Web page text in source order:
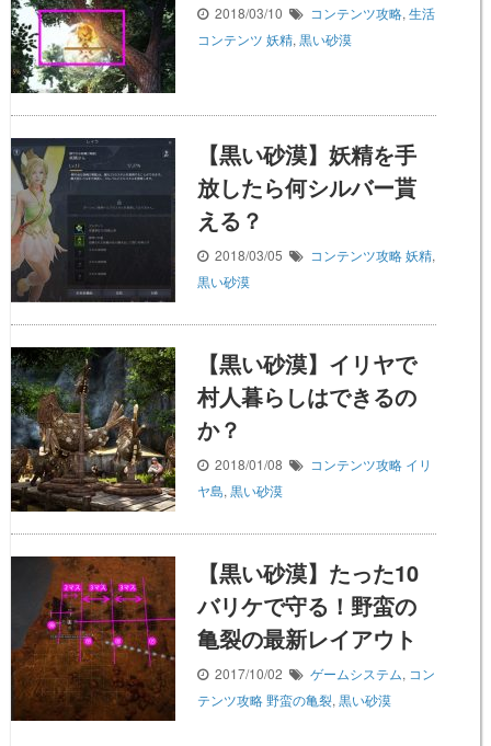
2018/03/10 コンテンツ攻略, 生活
コンテンツ 妖精, 黒い砂漠
【黒い砂漠】妖精を手
放したら何シルバー貰
える？
2018/03/05 コンテンツ攻略妖精,
黒い砂漠
【黒い砂漠】イリヤで
村人暮らしはできるの
か？
2018/01/08 コンテンツ攻略 イリ
ヤ島, 黒い砂漠
【黒い砂漠】たった10
バリケで守る！野蛮の
亀裂の最新レイアウト
2017/10/02 ゲームシステム, コン
テンツ攻略野蛮の亀裂, 黒い砂漠